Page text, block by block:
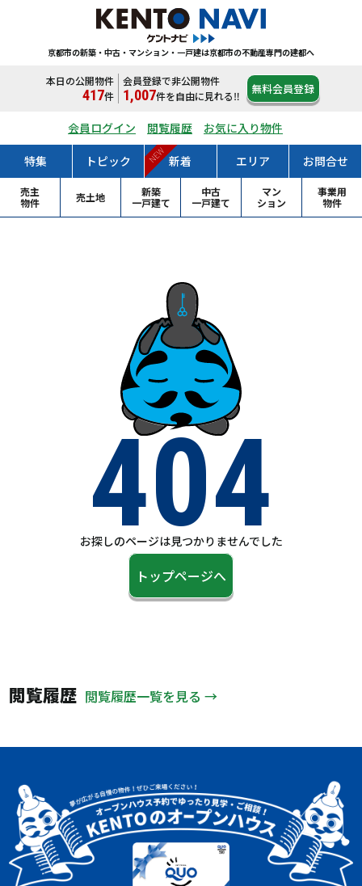
京都市の新築・中古・マンション・一戸建は京都市の不動産専門の建都へ
本日の公開物件
417件
会員登録で非公開物件
1,007件を自由に見れる‼ 無料会員登録
会員ログイン 閲覧履歴 お気に入り物件
特集 トピック 新着
NEW エリア お問合せ
売主
物件
売土地
新築
一戸建て
中古
一戸建て
マン
ション
事業用
物件
404
お探しのページは見つかりませんでした
トップページへ
閲覧履歴 閲覧履歴一覧を見る →